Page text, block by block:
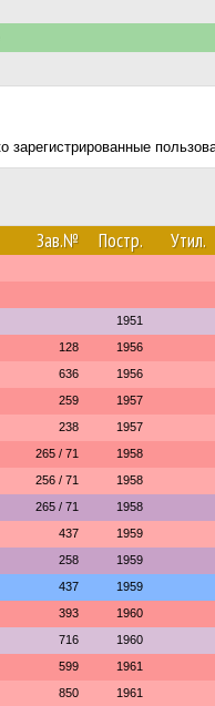
зарегистрированные
Зав.№ Постр. Утил.
1951
128 1956
636 1956
259 1957
238 1957
265 / 71 1958
256 / 71 1958
265 / 71 1958
437 1959
258 1959
437 1959
393 1960
716 1960
599 1961
850 1961